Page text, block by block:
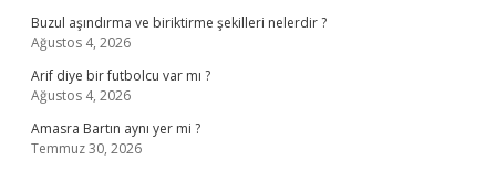
Buzul aşındırma ve biriktirme şekilleri nelerdir ?
Ağustos 4, 2026
Arif diye bir futbolcu var mı ?
Ağustos 4, 2026
Amasra Bartın aynı yer mi ?
Temmuz 30, 2026